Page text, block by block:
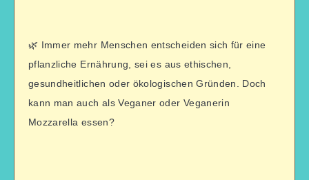
🌿 Immer mehr Menschen entscheiden sich für eine
pflanzliche Ernährung, sei es aus ethischen,
gesundheitlichen oder ökologischen Gründen. Doch
kann man auch als Veganer oder Veganerin
Mozzarella essen?